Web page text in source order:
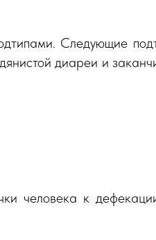
Следующие
диареи и
человека к